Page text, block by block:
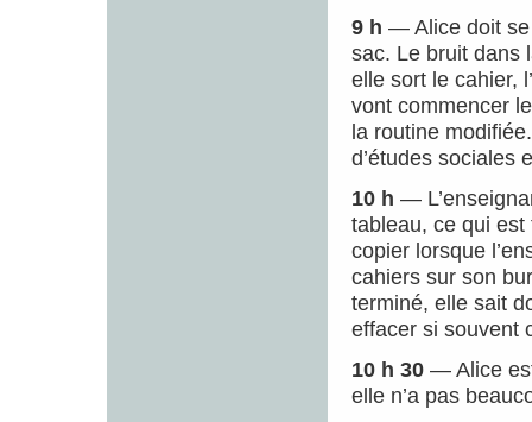
9 h — Alice doit se
sac. Le bruit dans
elle sort le cahier,
vont commencer
la routine
d’études sociales
10 h —
tableau, ce qui
copier lorsque
cahiers sur son
terminé, elle sait
effacer si souvent
10 h 30 — Alice
elle n’a pas